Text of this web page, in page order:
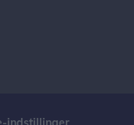
indstillinger